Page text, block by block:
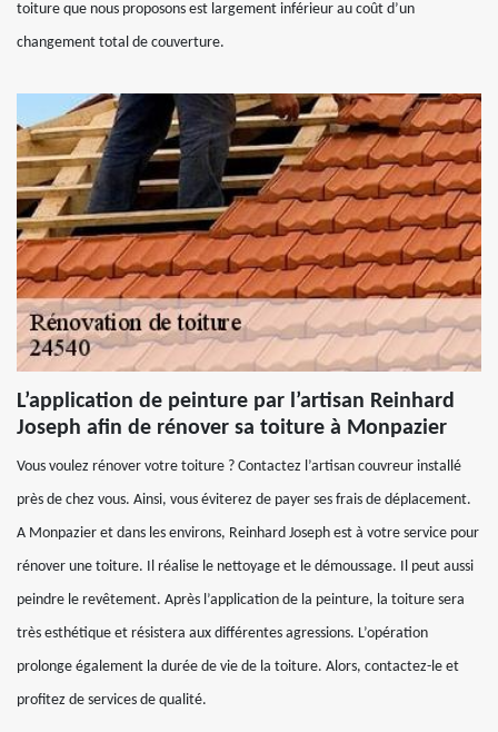
toiture que nous proposons est largement inférieur au coût d’un
changement total de couverture.
L’application de peinture par l’artisan Reinhard
Joseph afin de rénover sa toiture à Monpazier
Vous voulez rénover votre toiture ? Contactez l’artisan couvreur installé
près de chez vous. Ainsi, vous éviterez de payer ses frais de déplacement.
A Monpazier et dans les environs, Reinhard Joseph est à votre service pour
rénover une toiture. Il réalise le nettoyage et le démoussage. Il peut aussi
peindre le revêtement. Après l’application de la peinture, la toiture sera
très esthétique et résistera aux différentes agressions. L’opération
prolonge également la durée de vie de la toiture. Alors, contactez-le et
profitez de services de qualité.